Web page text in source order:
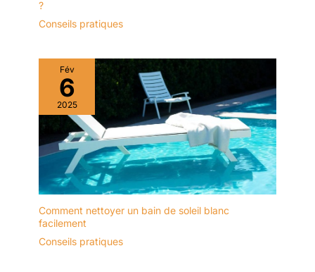
?
Conseils pratiques
Fév
6
2025
Comment nettoyer un bain de soleil blanc
facilement
Conseils pratiques